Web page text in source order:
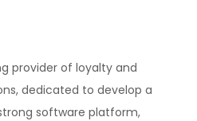
provider of loyalty and
dedicated to develop a
software platform,